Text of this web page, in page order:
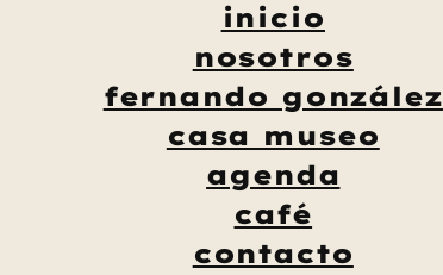
inicio
nosotros
fernando gonzález
casa museo
agenda
café
contacto